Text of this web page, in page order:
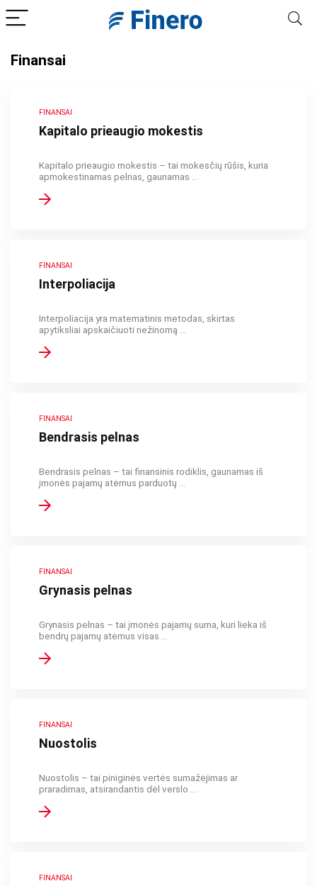
Finansai
FINANSAI
Kapitalo prieaugio mokestis
Kapitalo prieaugio mokestis – tai mokesčių rūšis, kuria
apmokestinamas pelnas, gaunamas ...
FINANSAI
Interpoliacija
Interpoliacija yra matematinis metodas, skirtas
apytiksliai apskaičiuoti nežinomą ...
FINANSAI
Bendrasis pelnas
Bendrasis pelnas – tai finansinis rodiklis, gaunamas iš
įmonės pajamų atėmus parduotų ...
FINANSAI
Grynasis pelnas
Grynasis pelnas – tai įmonės pajamų suma, kuri lieka iš
bendrų pajamų atėmus visas ...
FINANSAI
Nuostolis
Nuostolis – tai piniginės vertės sumažėjimas ar
praradimas, atsirandantis dėl verslo ...
FINANSAI